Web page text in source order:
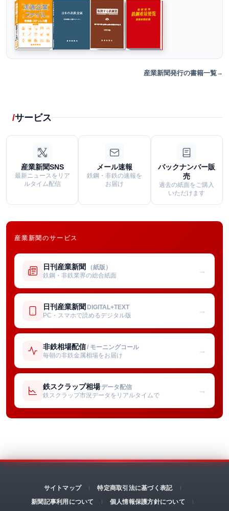
産業新聞発行の書籍一覧
サービス
産業新聞SNS
最新ニュースをリア
ルタイム配信
メール速報
鉄鋼・非鉄の速報を
お届け
バックナンバー販
売
過去の紙面をご購入
いただけます
産業新聞のサービス
日刊産業新聞 （紙版）
鉄鋼・非鉄業界の総合紙面
→
日刊産業新聞 DIGITAL+TEXT
PC・スマホで読めるデジタル版
→
非鉄相場配信/ モーニングコール
毎朝の非鉄金属相場をお届け
→
鉄スクラップ相場 データ配信
鉄スクラップ市況データをリアルタイムで
→
サイトマップ
特定商取引法に基づく表記
新聞記事利用について
個人情報保護方針について